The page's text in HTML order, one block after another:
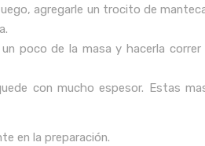
agregarle un trocito de
poco de la masa y hacerla correr
con mucho espesor. Estas
en la preparación.